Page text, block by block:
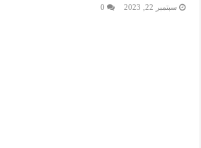
سبتمبر 22, 2023 0